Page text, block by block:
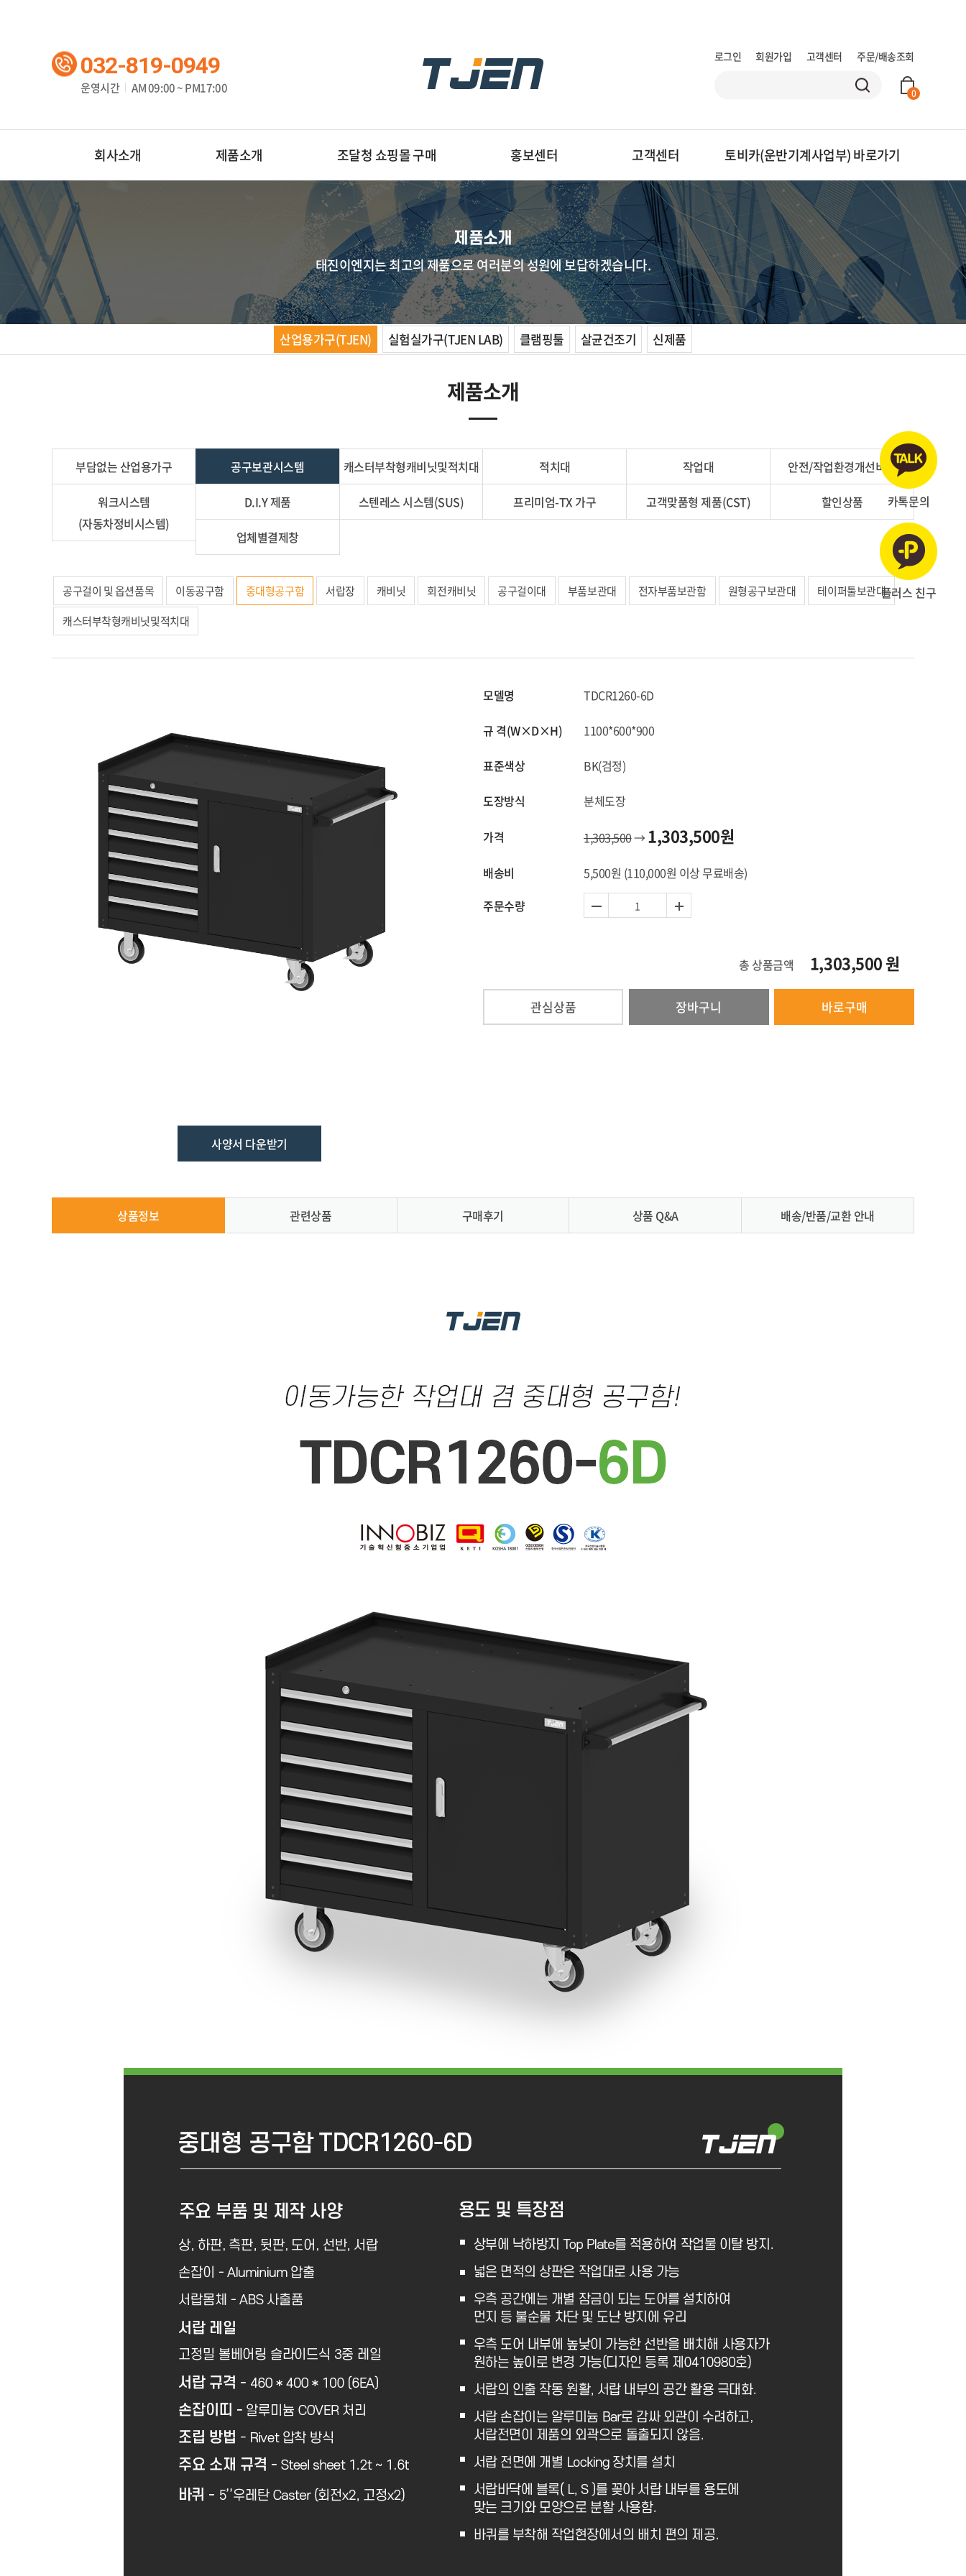
032-819-0949
운영시간 AM 09:00 ~ PM17:00
로그인 회원가입 고객센터 주문/배송조회
0
회사소개 제품소개 조달청 쇼핑몰 구매 홍보센터 고객센터 토비카(운반기계사업부)바로가기
제품소개
태진이엔지는 최고의 제품으로 여러분의 성원에 보답하겠습니다.
산업용가구(TJEN) 실험실가구(TJEN LAB) 클램핑툴 살균건조기 신제품
제품소개
부담없는 산업용가구 공구보관시스템 캐스터부착형캐비닛및적치대 적치대 작업대 안전/작업환경개선비품
워크시스템
(자동차정비시스템)
D.I.Y 제품 스텐레스 시스템(SUS) 프리미엄-TX 가구 고객맞품형 제품(CST) 할인상품
업체별결제창
공구걸이 및 옵션품목 이동공구함 중대형공구함 서랍장 캐비닛 회전캐비닛 공구걸이대 부품보관대 전자부품보관함 원형공구보관대
테이퍼툴보관대
캐스터부착형캐비닛및적치대
사양서 다운받기
모델명 TDCR1260-6D
규 격(W×D×H) 1100*600*900
표준색상 BK(검정)
도장방식 분체도장
가격 1,303,500→ 1,303,500원
배송비 5,500원 (110,000원 이상 무료배송)
주문수량
총 상품금액 1,303,500원
관심상품 장바구니 바로구매
상품정보 관련상품 구매후기 상품 Q&A 배송/반품/교환 안내
카톡문의
플러스 친구